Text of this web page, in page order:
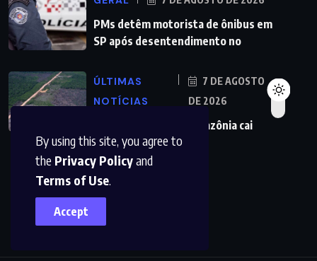
By using this site, you agree to
the Privacy Policyand
Terms of Use.
Accept
PMs detêm motorista de ônibus em
SP após desentendimento no
ÚLTIMAS
NOTÍCIAS
7 DE AGOSTO
DE 2026
Desmatamento na Amazônia cai
36,87% no último ano